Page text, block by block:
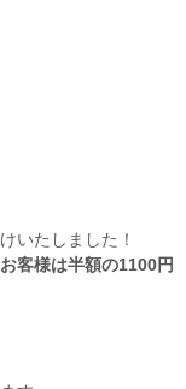
いたしました！
客様は半額の1100円